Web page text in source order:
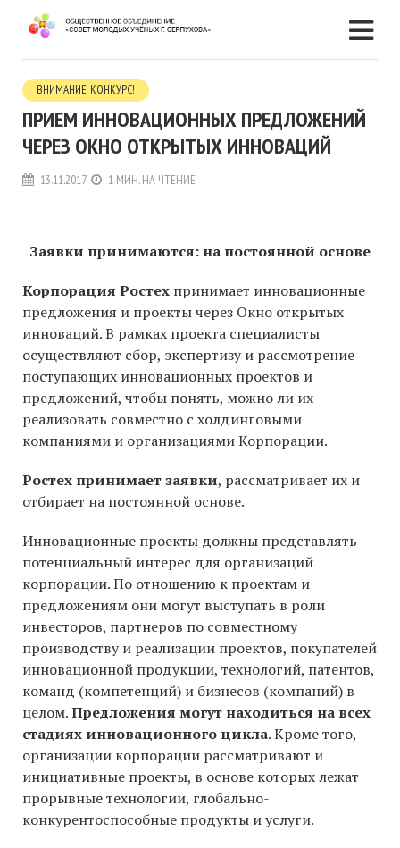
ВНИМАНИЕ, КОНКУРС!
ПРИЕМ ИННОВАЦИОННЫХ ПРЕДЛОЖЕНИЙ
ЧЕРЕЗ ОКНО ОТКРЫТЫХ ИННОВАЦИЙ
13.11.2017 1 МИН. НА ЧТЕНИЕ
Заявки принимаются: на постоянной основе
Корпорация Ростех принимает инновационные
предложения и проекты через Окно открытых
инноваций. В рамках проекта специалисты
осуществляют сбор, экспертизу и рассмотрение
поступающих инновационных проектов и
предложений, чтобы понять, можно ли их
реализовать совместно с холдинговыми
компаниями и организациями Корпорации.
Ростех принимает заявки, рассматривает их и
отбирает на постоянной основе.
Инновационные проекты должны представлять
потенциальный интерес для организаций
корпорации. По отношению к проектам и
предложениям они могут выступать в роли
инвесторов, партнеров по совместному
производству и реализации проектов, покупателей
инновационной продукции, технологий, патентов,
команд (компетенций) и бизнесов (компаний) в
целом.Предложения могут находиться на всех
стадиях инновационного цикла. Кроме того,
организации корпорации рассматривают и
инициативные проекты, в основе которых лежат
прорывные технологии, глобально-
конкурентоспособные продукты и услуги.